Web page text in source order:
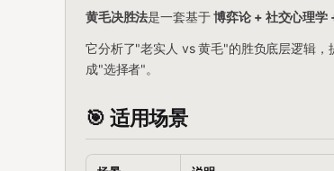
黄毛决胜法是一套基于博弈论 + 社交心理学
它分析了"老实人 vs 黄毛"的胜负底层逻辑
成"选择者"。
🎯 适用场景